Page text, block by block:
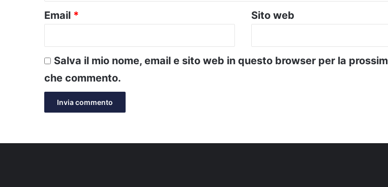
Email * Sito web
Salva il mio nome, email e sito web in questo browser per la
che commento.